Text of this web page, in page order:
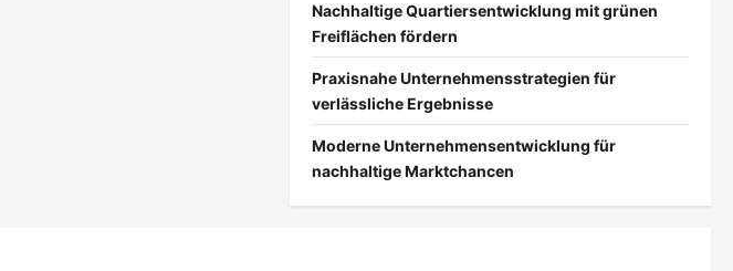
Nachhaltige Quartiersentwicklung mit grünen
Freiflächen fördern
Praxisnahe Unternehmensstrategien für
verlässliche Ergebnisse
Moderne Unternehmensentwicklung für
nachhaltige Marktchancen